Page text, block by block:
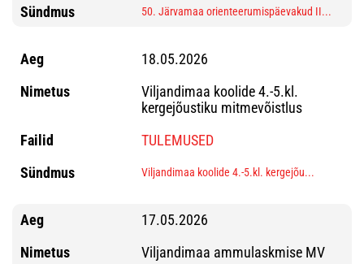
50. Järvamaa orienteerumispäevakud II...
18.05.2026
Viljandimaa koolide 4.-5.kl.
kergejõustiku mitmevõistlus
TULEMUSED
Viljandimaa koolide 4.-5.kl. kergejõu...
17.05.2026
Viljandimaa ammulaskmise MV